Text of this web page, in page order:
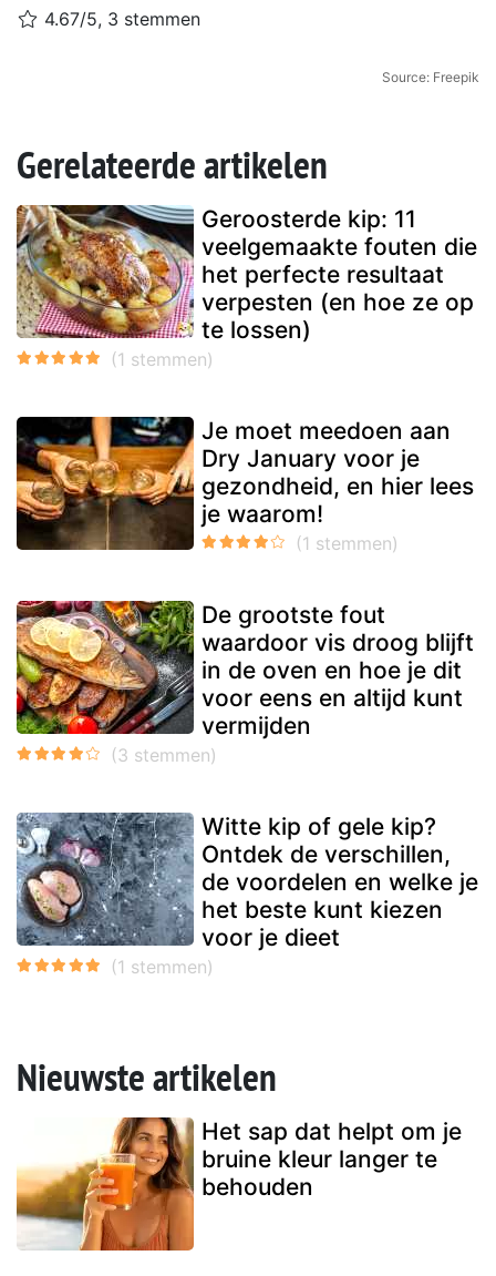
4.67/5, 3 stemmen
Source: Freepik
Gerelateerde artikelen
Geroosterde kip: 11
veelgemaakte fouten die
het perfecte resultaat
verpesten (en hoe ze op
te lossen)
Je moet meedoen aan
Dry January voor je
gezondheid, en hier lees
je waarom!
De grootste fout
waardoor vis droog blijft
in de oven en hoe je dit
voor eens en altijd kunt
vermijden
Witte kip of gele kip?
Ontdek de verschillen,
de voordelen en welke je
het beste kunt kiezen
voor je dieet
Nieuwste artikelen
Het sap dat helpt om je
bruine kleur langer te
behouden